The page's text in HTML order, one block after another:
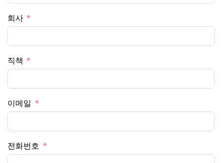
회사
직책
이메일
전화번호